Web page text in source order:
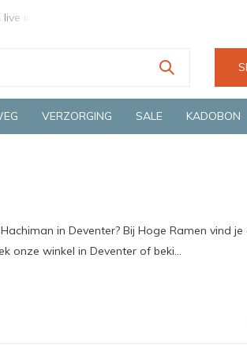
in onze winkel in Deventer Groene
VERZORGING SALE KADOBON
in Deventer? Bij Hoge Ramen vind
onze winkel in Deventer of beki...